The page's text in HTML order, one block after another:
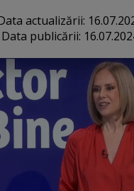
actualizării:
Data publicării: